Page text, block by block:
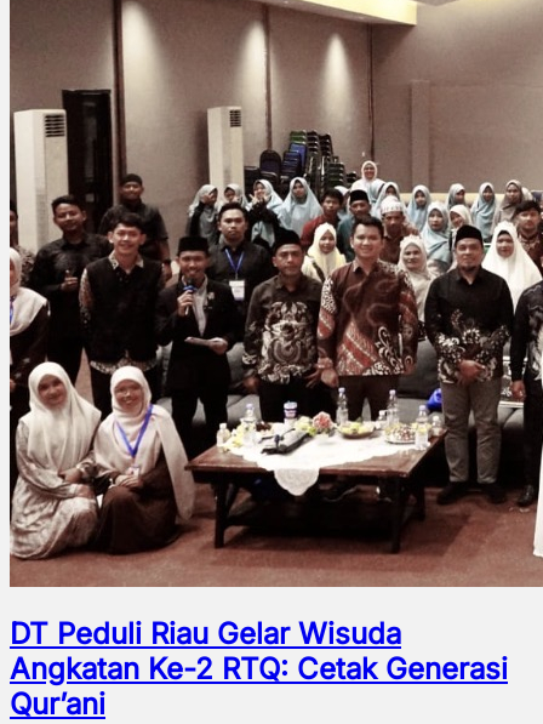
DT Peduli Riau Gelar Wisuda
Angkatan Ke-2 RTQ: Cetak Generasi
Qur’ani